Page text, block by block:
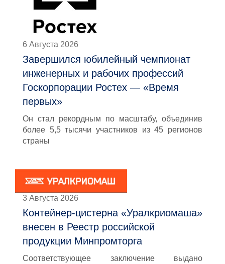
6 Августа 2026
Завершился юбилейный чемпионат
инженерных и рабочих профессий
Госкорпорации Ростех — «Время
первых»
Он стал рекордным по масштабу, объединив
более 5,5 тысячи участников из 45 регионов
страны
3 Августа 2026
Контейнер-цистерна «Уралкриомаша»
внесен в Реестр российской
продукции Минпромторга
Соответствующее заключение выдано